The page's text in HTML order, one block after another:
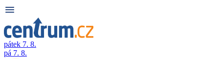
pátek 7. 8.
pá 7. 8.